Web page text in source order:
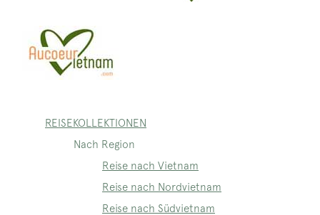
REISEKOLLEKTIONEN
Nach Region
Reise nach Vietnam
Reise nach Nordvietnam
Reise nach Südvietnam